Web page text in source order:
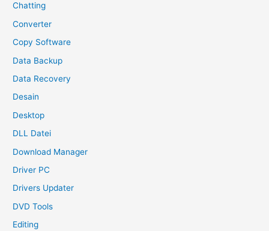
Chatting
Converter
Copy Software
Data Backup
Data Recovery
Desain
Desktop
DLL Datei
Download Manager
Driver PC
Drivers Updater
DVD Tools
Editing